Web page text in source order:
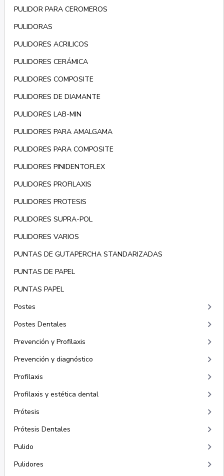
PULIDOR PARA CEROMEROS
PULIDORAS
PULIDORES ACRILICOS
PULIDORES CERÁMICA
PULIDORES COMPOSITE
PULIDORES DE DIAMANTE
PULIDORES LAB-MIN
PULIDORES PARA AMALGAMA
PULIDORES PARA COMPOSITE
PULIDORES PINIDENTOFLEX
PULIDORES PROFILAXIS
PULIDORES PROTESIS
PULIDORES SUPRA-POL
PULIDORES VARIOS
PUNTAS DE GUTAPERCHA STANDARIZADAS
PUNTAS DE PAPEL
PUNTAS PAPEL
Postes
keyboard_arrow_right
Postes Dentales keyboard_arrow_right
Prevención y Profilaxis keyboard_arrow_right
Prevención y diagnóstico keyboard_arrow_right
Profilaxis keyboard_arrow_right
Profilaxis y estética dental keyboard_arrow_right
Prótesis keyboard_arrow_right
Prótesis Dentales keyboard_arrow_right
Pulido keyboard_arrow_right
Pulidores keyboard_arrow_right